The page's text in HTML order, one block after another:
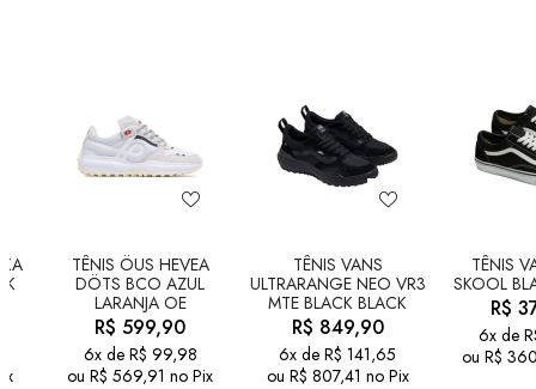
TÊNIS ÖUS HEVEA
DÖTS BCO AZUL
LARANJA OE
R$ 599,90
6x de R$ 99,98
ou R$ 569,91 no Pix
TÊNIS VANS
ULTRARANGE NEO VR3
MTE BLACK BLACK
R$ 849,90
6x de R$ 141,65
ou R$ 807,41 no Pix
TÊNIS
SKOOL
R$
6x de
ou R$